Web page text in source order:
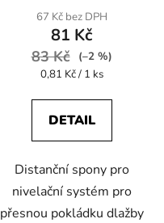
67 Kč bez DPH
81 Kč
83 Kč
(–2 %)
Měrná
0,81 Kč / 1 ks
DETAIL
Distanční spony pro
nivelační systém pro
přesnou pokládku dlažby